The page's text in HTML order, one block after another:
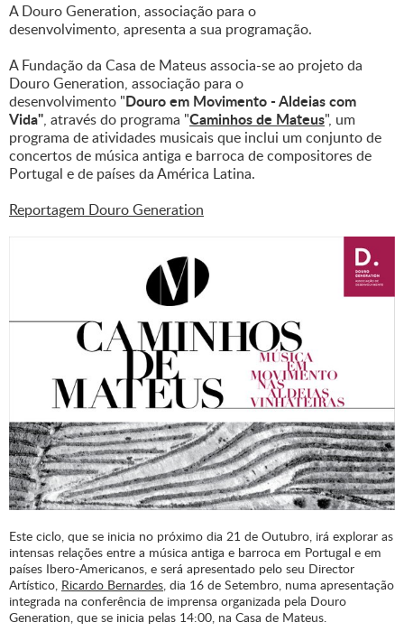
A Douro Generation, associação para o
desenvolvimento, apresenta a sua programação.
A Fundação da Casa de Mateus associa-se ao projeto da
Douro Generation, associação para o
desenvolvimento "Douro em Movimento - Aldeias com
Vida", através do programa "Caminhos de Mateus", um
programa de atividades musicais que inclui um conjunto de
concertos de música antiga e barroca de compositores de
Portugal e de países da América Latina.
Reportagem Douro Generation
Este ciclo, que se inicia no próximo dia 21 de Outubro, irá explorar as
intensas relações entre a música antiga e barroca em Portugal e em
países Ibero-Americanos, e será apresentado pelo seu Director
Artístico, Ricardo Bernardes, dia 16 de Setembro, numa apresentação
integrada na conferência de imprensa organizada pela Douro
Generation, que se inicia pelas 14:00, na Casa de Mateus.